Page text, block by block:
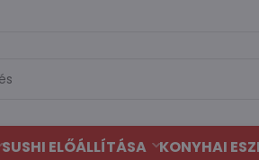
SUSHI ELŐÁLLÍTÁSA KONYHAI